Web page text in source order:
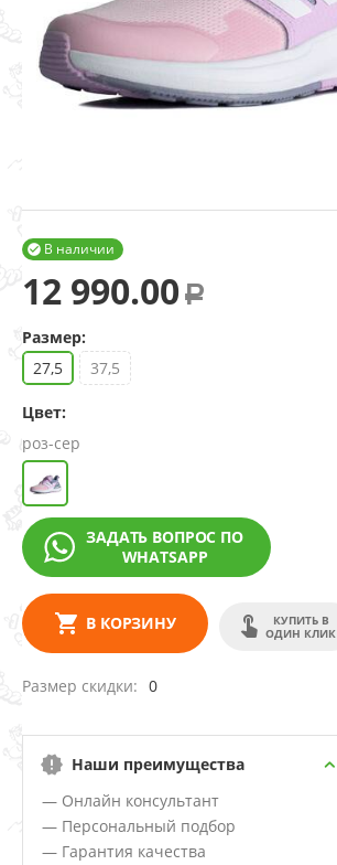
В наличии

12 990.00 Р
Размер:
27,5
37,5
Цвет:
роз-сер
ЗАДАТЬ ВОПРОС ПО
WHATSAPP
В КОРЗИНУ
КУПИТЬ В
ОДИН КЛИК
Размер скидки 0
Наши преимущества
— Онлайн консультант
— Персональный подбор
— Гарантия качества